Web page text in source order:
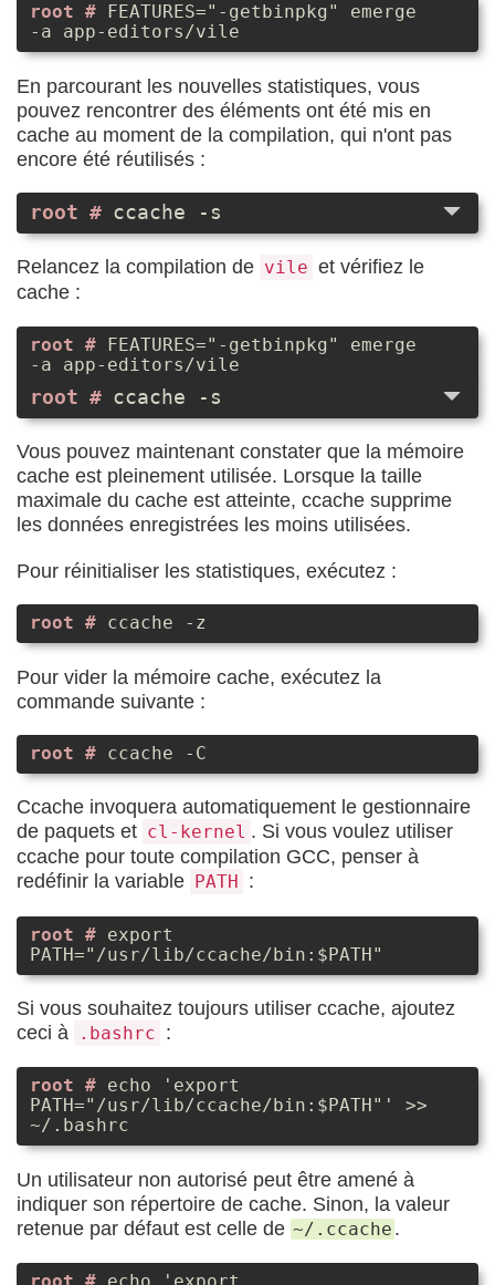
FEATURES="-getbinpkg" emerge
-a app-editors/vile
En parcourant les nouvelles statistiques, vous
pouvez rencontrer des éléments ont été mis en
cache au moment de la compilation, qui n'ont pas
encore été réutilisés :
ccache -s
Relancez la compilation de vile et vérifiez le
cache :
FEATURES="-getbinpkg" emerge
-a app-editors/vile
ccache -s
Vous pouvez maintenant constater que la mémoire
cache est pleinement utilisée. Lorsque la taille
maximale du cache est atteinte, ccache supprime
les données enregistrées les moins utilisées.
Pour réinitialiser les statistiques, exécutez :
ccache -z
Pour vider la mémoire cache, exécutez la
commande suivante :
ccache -C
Ccache invoquera automatiquement le gestionnaire
de paquets et cl-kernel . Si vous voulez utiliser
ccache pour toute compilation GCC, penser à
redéfinir la variable
PATH :
export
PATH="/usr/lib/ccache/bin:$PATH"
Si vous souhaitez toujours utiliser ccache, ajoutez
ceci à
.bashrc :
echo 'export
PATH="/usr/lib/ccache/bin:$PATH"' >>
~/.bashrc
Un utilisateur non autorisé peut être amené à
indiquer son répertoire de cache. Sinon, la valeur
retenue par défaut est celle de ~/.ccache .